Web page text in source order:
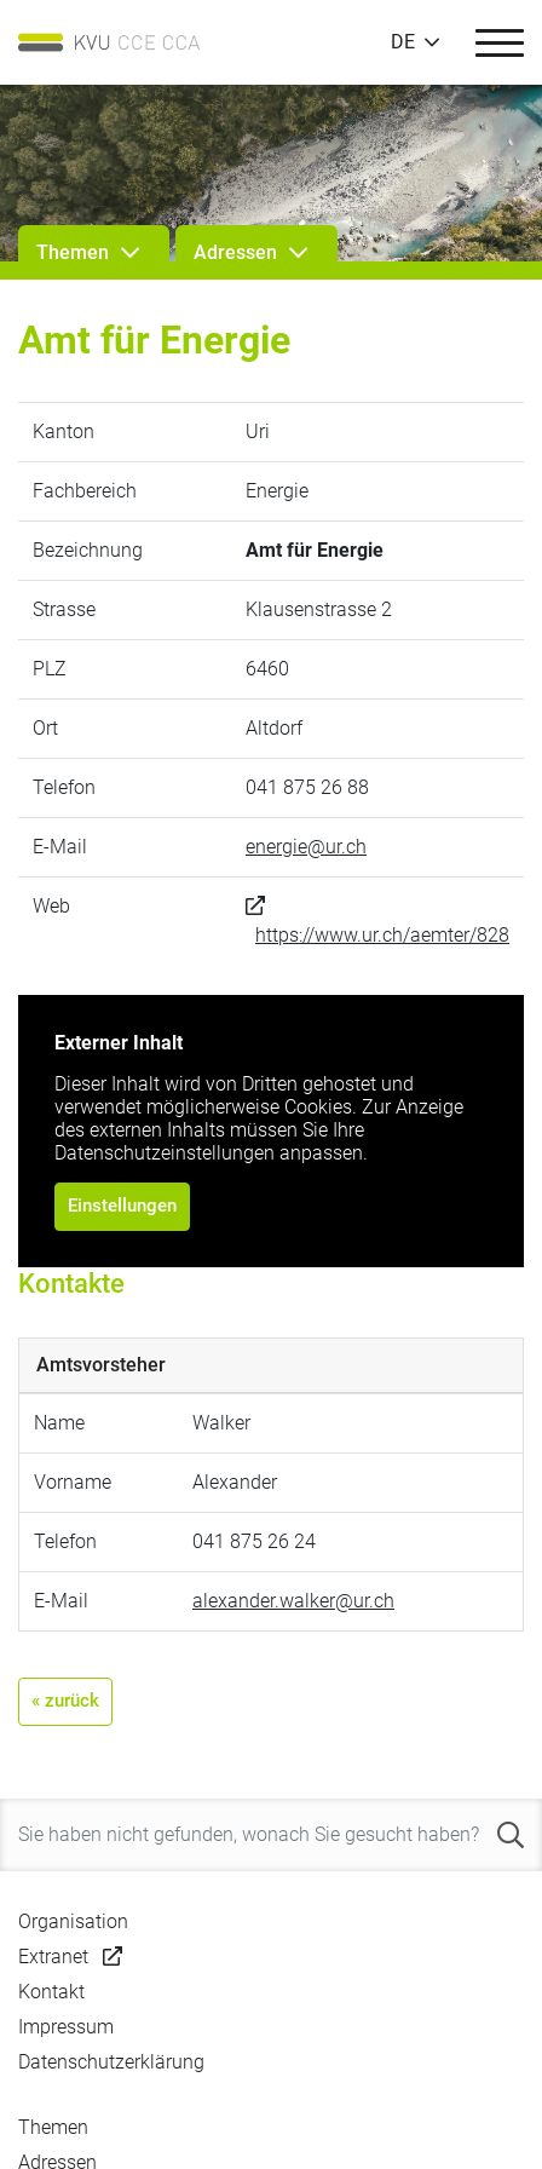
DE
Themen Adressen
Amt für Energie
Kanton Uri
Fachbereich Energie
Bezeichnung Amt für Energie
Strasse Klausenstrasse 2
PLZ 6460
Ort Altdorf
Telefon 041 875 26 88
E-Mail energie@ur.ch
Web
https://www.ur.ch/aemter/828
Externer Inhalt
Dieser Inhalt wird von Dritten gehostet und
verwendet möglicherweise Cookies. Zur Anzeige
des externen Inhalts müssen Sie Ihre
Datenschutzeinstellungen anpassen.
Einstellungen
Kontakte
Amtsvorsteher
Name Walker
Vorname Alexander
Telefon 041 875 26 24
E-Mail alexander.walker@ur.ch
« zurück
Organisation
Extranet
Kontakt
Impressum
Datenschutzerklärung
Themen
Adressen